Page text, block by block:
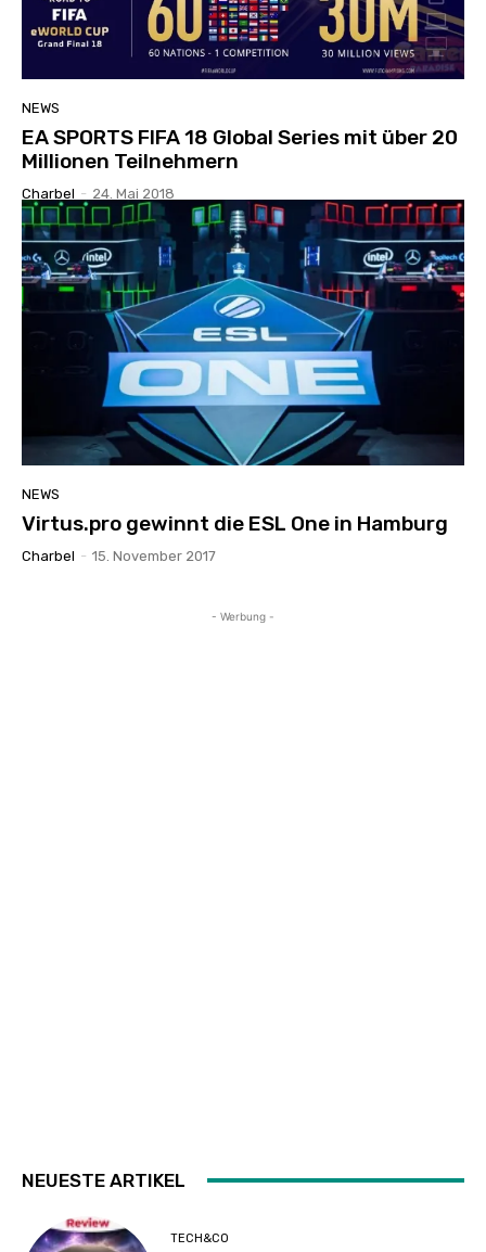
NEWS
EA SPORTS FIFA 18 Global Series mit über 20
Millionen Teilnehmern
Charbel - 24. Mai 2018
NEWS
Virtus.pro gewinnt die ESL One in Hamburg
Charbel - 15. November 2017
- Werbung -
NEUESTE ARTIKEL
TECH&CO